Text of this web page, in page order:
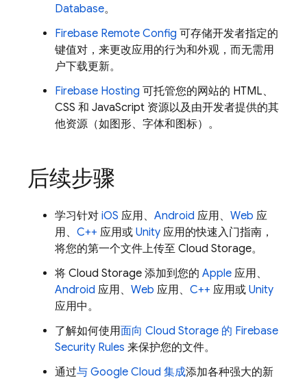
Database。
Firebase Remote Config 可存储开发者指定的
键值对，来更改应用的行为和外观，而无需用
户下载更新。
Firebase Hosting 可托管您的网站的 HTML、
CSS 和 JavaScript 资源以及由开发者提供的其
他资源（如图形、字体和图标）。
后续步骤
学习针对 iOS 应用、 Android 应用、 Web 应
用、 C++ 应用或 Unity 应用的快速入门指南，
将您的第一个文件上传至 Cloud Storage。
将 Cloud Storage 添加到您的 Apple 应用、
Android 应用、 Web 应用、 C++ 应用或 Unity
应用中。
了解如何使用面向 Cloud Storage 的 Firebase
Security Rules 来保护您的文件。
通过与 Google Cloud 集成添加各种强大的新